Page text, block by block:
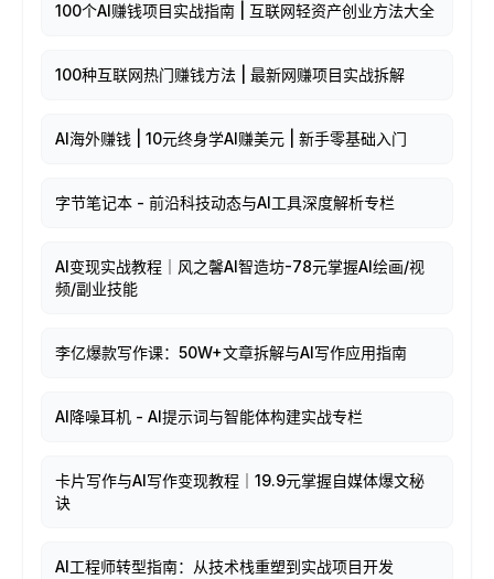
100个AI赚钱项目实战指南 | 互联网轻资产创业方法大全
100种互联网热门赚钱方法 | 最新网赚项目实战拆解
AI海外赚钱 | 10元终身学AI赚美元 | 新手零基础入门
字节笔记本 - 前沿科技动态与AI工具深度解析专栏
AI变现实战教程｜风之馨AI智造坊-78元掌握AI绘画/视
频/副业技能
李亿爆款写作课：50W+文章拆解与AI写作应用指南
AI降噪耳机 - AI提示词与智能体构建实战专栏
卡片写作与AI写作变现教程｜19.9元掌握自媒体爆文秘
诀
AI工程师转型指南：从技术栈重塑到实战项目开发